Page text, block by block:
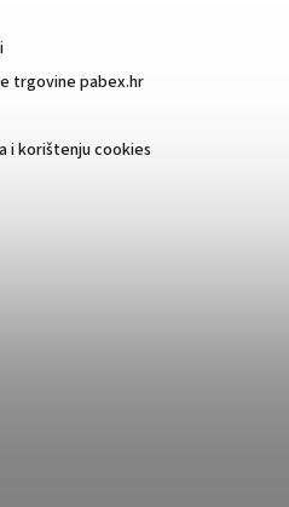
trgovine pabex.hr
i korištenju cookies